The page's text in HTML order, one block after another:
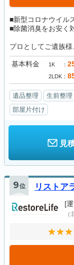
■新型コロナウイル
■除菌消臭をお安く
プロとしてご遺族様...
基本料金 1K
2LDK
遺品整理 生前整理
部屋片付け
見
9位 リストア
[